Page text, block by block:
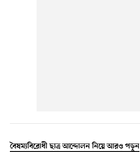
বৈষম্যবিরোধী ছাত্র আন্দোলন নিয়ে আরও পড়ুন